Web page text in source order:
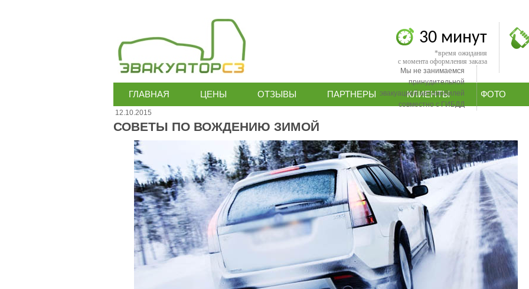
30 минут
*время ожидания
с момента оформления заказа
Мы не занимаемся
принудительной
эвакуацией автомобилей
совместно с ГИБДД
ГЛАВНАЯ ЦЕНЫ ОТЗЫВЫ ПАРТНЕРЫ КЛИЕНТЫ ФОТО
12.10.2015
СОВЕТЫ ПО ВОЖДЕНИЮ ЗИМОЙ